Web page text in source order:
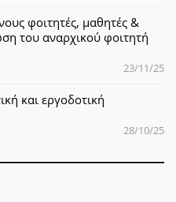
φοιτητές, μαθητές &
του αναρχικού φοιτητή
23/11/25
και εργοδοτική
28/10/25